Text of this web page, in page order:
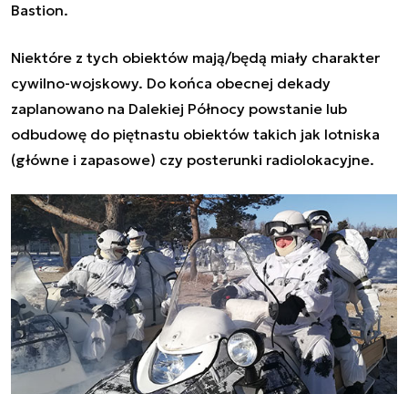
Bastion.
Niektóre z tych obiektów mają/będą miały charakter
cywilno-wojskowy. Do końca obecnej dekady
zaplanowano na Dalekiej Północy powstanie lub
odbudowę do piętnastu obiektów takich jak lotniska
(główne i zapasowe) czy posterunki radiolokacyjne.